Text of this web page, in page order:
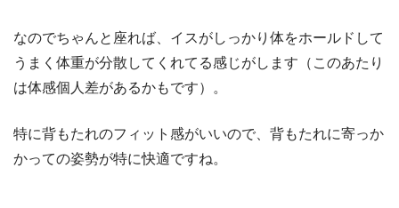
なのでちゃんと座れば、イスがしっかり体をホールドして
うまく体重が分散してくれてる感じがします（このあたり
は体感個人差があるかもです）。
特に背もたれのフィット感がいいので、背もたれに寄っか
かっての姿勢が特に快適ですね。